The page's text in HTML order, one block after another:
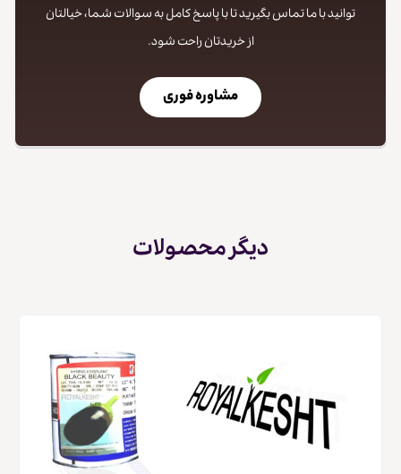
توانید با ما تماس بگیرید تا با پاسخ کامل به سوالات شما، خیالتان
از خریدتان راحت شود.
مشاوره فوری
دیگر محصولات